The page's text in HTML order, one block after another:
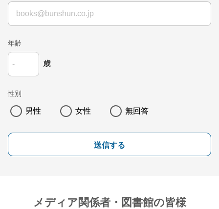
年齢
歳
性別
男性 女性 無回答
送信する
メディア関係者・図書館の皆様